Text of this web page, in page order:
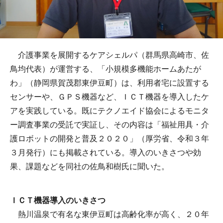
介護事業を展開するケアシェルパ（群馬県高崎市、佐
鳥均代表）が運営する、「小規模多機能ホームあたが
わ」（静岡県賀茂郡東伊豆町）は、利用者宅に設置する
センサーや、ＧＰＳ機器など、ＩＣＴ機器を導入したケ
アを実践している。既にテクノエイド協会によるモニタ
ー調査事業の受託で実証し、その内容は「福祉用具・介
護ロボットの開発と普及２０２０」（厚労省、令和３年
３月発行）にも掲載されている。導入のいきさつや効
果、課題などを同社の佐鳥和樹氏に聞いた。
ＩＣＴ機器導入のいきさつ
熱川温泉で有名な東伊豆町は高齢化率が高く、２０年